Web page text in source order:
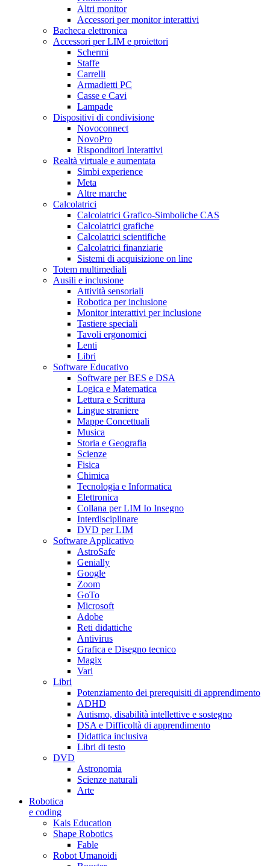
Altri monitor
Accessori per monitor interattivi
Bacheca elettronica
Accessori per LIM e proiettori
Schermi
Staffe
Carrelli
Armadietti PC
Casse e Cavi
Lampade
Dispositivi di condivisione
Novoconnect
NovoPro
Risponditori Interattivi
Realtà virtuale e aumentata
Simbi experience
Meta
Altre marche
Calcolatrici
Calcolatrici Grafico-Simboliche CAS
Calcolatrici grafiche
Calcolatrici scientifiche
Calcolatrici finanziarie
Sistemi di acquisizione on line
Totem multimediali
Ausili e inclusione
Attività sensoriali
Robotica per inclusione
Monitor interattivi per inclusione
Tastiere speciali
Tavoli ergonomici
Lenti
Libri
Software Educativo
Software per BES e DSA
Logica e Matematica
Lettura e Scrittura
Lingue straniere
Mappe Concettuali
Musica
Storia e Geografia
Scienze
Fisica
Chimica
Tecnologia e Informatica
Elettronica
Collana per LIM Io Insegno
Interdisciplinare
DVD per LIM
Software Applicativo
AstroSafe
Genially
Google
Zoom
GoTo
Microsoft
Adobe
Reti didattiche
Antivirus
Grafica e Disegno tecnico
Magix
Vari
Libri
Potenziamento dei prerequisiti di apprendimento
ADHD
Autismo, disabilità intellettive e sostegno
DSA e Difficoltà di apprendimento
Didattica inclusiva
Libri di testo
DVD
Astronomia
Scienze naturali
Arte
Robotica
e coding
Kais Education
Shape Robotics
Fable
Robot Umanoidi